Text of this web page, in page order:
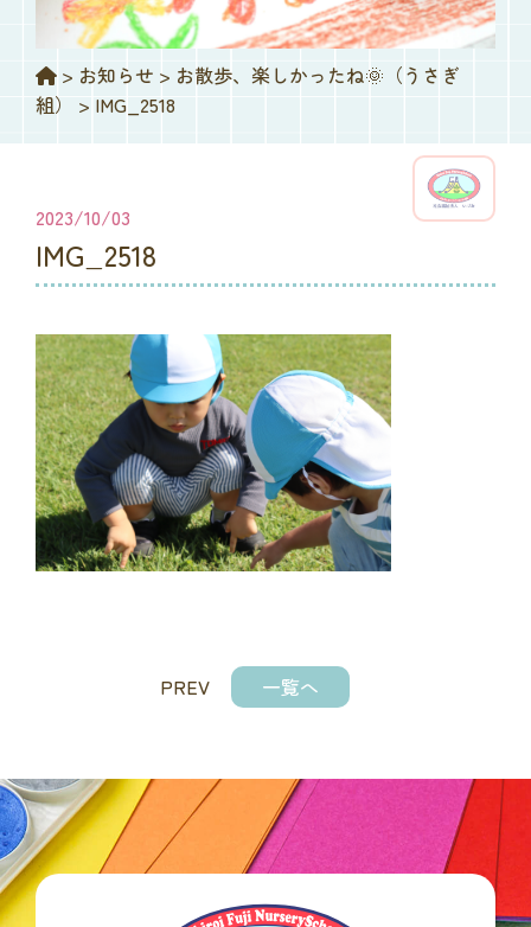
> お知らせ > お散歩、楽しかったね🌞（うさぎ
組）
> IMG_2518
2023/10/03
IMG_2518
PREV 一覧へ